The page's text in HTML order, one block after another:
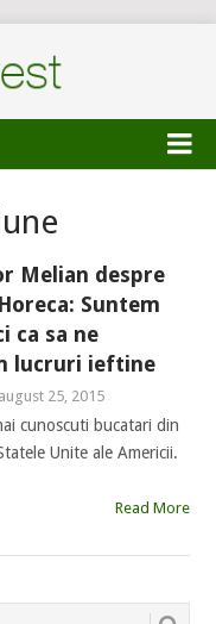
Melian despre
Suntem
ca sa ne
lucruri ieftine
august 25, 2015
cunoscuti bucatari din
Unite ale Americii.
Read More